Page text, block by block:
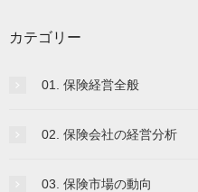
カテゴリー
01. 保険経営全般
02. 保険会社の経営分析
03. 保険市場の動向